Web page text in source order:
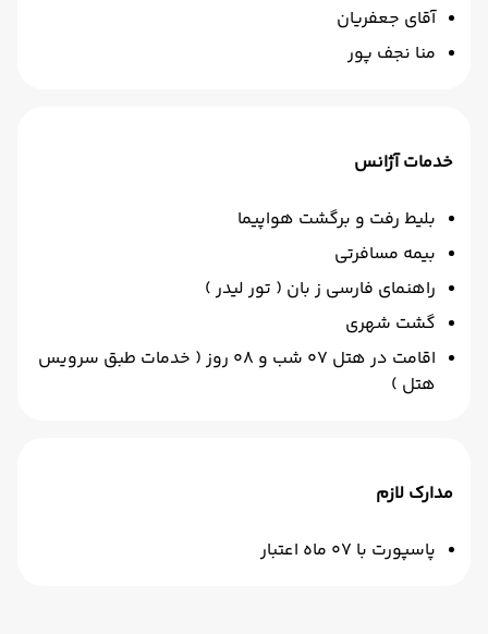
آقای جعفریان
منا نجف پور
خدمات آژانس
بلیط رفت و برگشت هواپیما
بیمه مسافرتی
راهنمای فارسی ز بان ( تور لیدر )
گشت شهری
اقامت در هتل 07 شب و 08 روز ( خدمات طبق سرویس
هتل )
مدارک لازم
پاسپورت با 07 ماه اعتبار